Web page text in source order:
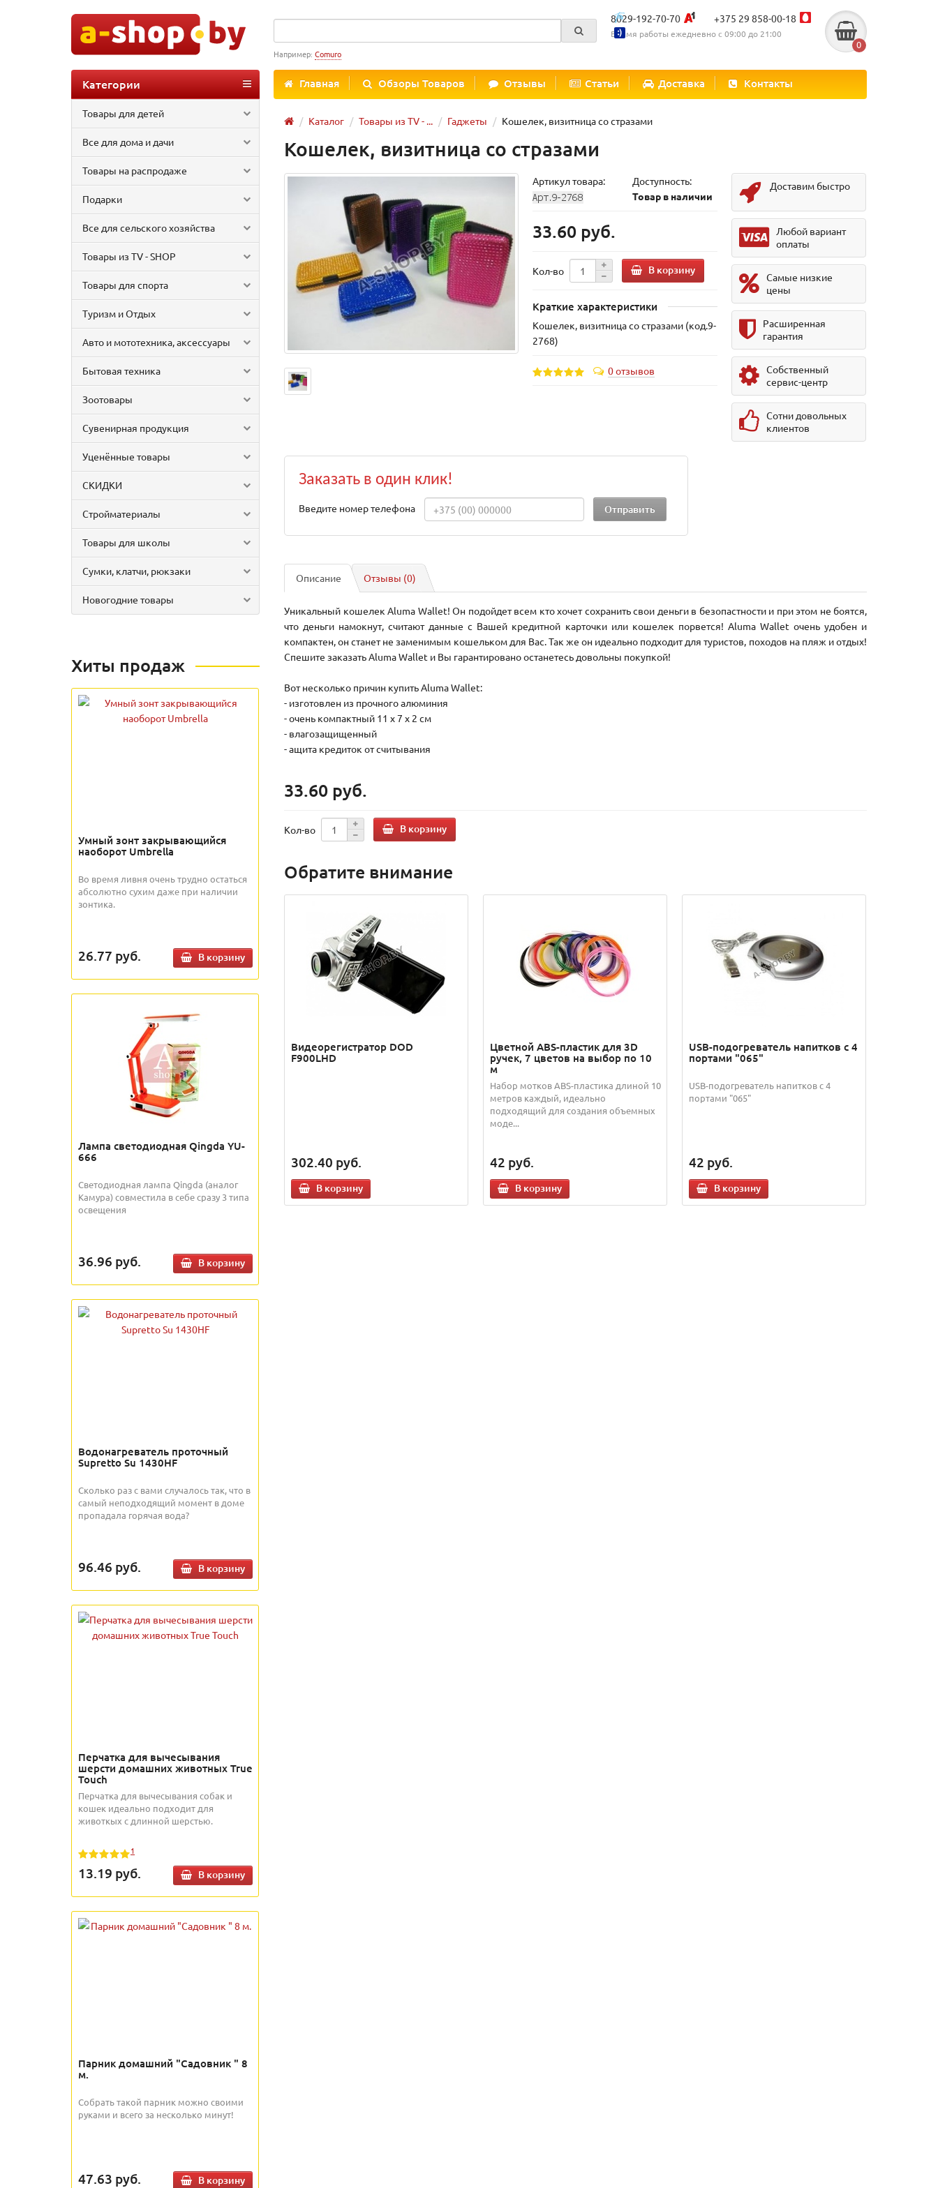
8029-192-70-70 +375 29 858-00-18
Время работы ежедневно с 09:00 до 21:00
0
Например: Comuro
Главная Обзоры Товаров Отзывы Статьи Доставка Контакты
Категории
Товары для детей
Все для дома и дачи
Товары на распродаже
Подарки
Все для сельского хозяйства
Товары из TV - SHOP
Товары для спорта
Туризм и Отдых
Авто и мототехника, аксессуары
Бытовая техника
Зоотовары
Сувенирная продукция
Уценённые товары
СКИДКИ
Стройматериалы
Товары для школы
Сумки, клатчи, рюкзаки
Новогодние товары
Каталог Товары из TV - ... Гаджеты Кошелек, визитница со стразами
Хиты продаж
Умный зонт закрывающийся
наоборот Umbrella
Во время ливня очень трудно остаться
абсолютно сухим даже при наличии
зонтика.
26.77 руб. В корзину
Лампа светодиодная Qingda YU-
666
Светодиодная лампа Qingda (аналог
Камура) совместила в себе сразу 3 типа
освещения
36.96 руб. В корзину
Водонагреватель проточный
Supretto Su 1430HF
Сколько раз с вами случалось так, что в
самый неподходящий момент в доме
пропадала горячая вода?
96.46 руб. В корзину
Перчатка для вычесывания
шерсти домашних животных True
Touch
Перчатка для вычесывания собак и
кошек идеально подходит для
животкых с длинной шерстью.
1
13.19 руб. В корзину
Парник домашний "Садовник " 8
м.
Собрать такой парник можно своими
руками и всего за несколько минут!
47.63 руб. В корзину
Кошелек, визитница со стразами
Артикул товара:
Доступность:
Товар в наличии
33.60 руб.
Кол-во В корзину
Краткие характеристики
Кошелек, визитница со стразами (код.9-
2768)
0 отзывов
Доставим быстро
Любой вариант
оплаты
Самые низкие
цены
Расширенная
гарантия
Собственный
сервис-центр
Сотни довольных
клиентов
Заказать в один клик!
Введите номер телефона
Описание Отзывы (0)
Уникальный кошелек Aluma Wallet! Он подойдет всем кто хочет сохранить свои деньги в безопастности и при этом не боятся,
что деньги намокнут, считают данные с Вашей кредитной карточки или кошелек порвется! Aluma Wallet очень удобен и
компактен, он станет не заменимым кошельком для Вас. Так же он идеально подходит для туристов, походов на пляж и отдых!
Спешите заказать Aluma Wallet и Вы гарантировано останетесь довольны покупкой!
Вот несколько причин купить Aluma Wallet:
- изготовлен из прочного алюминия
- очень компактный 11 х 7 х 2 см
- влагозащищенный
- ащита кредиток от считывания
33.60 руб.
Кол-во В корзину
Обратите внимание
Видеорегистратор DOD
F900LHD
302.40 руб.
В корзину
Цветной ABS-пластик для 3D
ручек, 7 цветов на выбор по 10
м
Набор мотков ABS-пластика длиной 10
метров каждый, идеально
подходящий для создания объемных
моде...
42 руб.
В корзину
USB-подогреватель напитков с 4
портами "065"
USB-подогреватель напитков с 4
портами "065"
42 руб.
В корзину